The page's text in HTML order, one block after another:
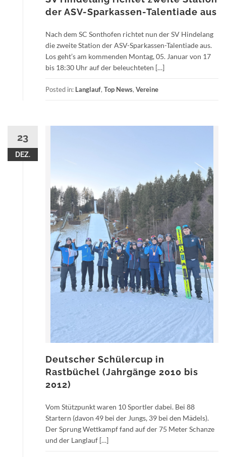
der ASV-Sparkassen-Talentiade aus
Nach dem SC Sonthofen richtet nun der SV Hindelang
die zweite Station der ASV-Sparkassen-Talentiade aus.
Los geht’s am kommenden Montag, 05. Januar von 17
bis 18:30 Uhr auf der beleuchteten […]
Posted in: Langlauf, Top News, Vereine
23
DEZ.
Deutscher Schülercup in
Rastbüchel (Jahrgänge 2010 bis
2012)
Vom Stützpunkt waren 10 Sportler dabei. Bei 88
Startern (davon 49 bei der Jungs, 39 bei den Mädels).
Der Sprung Wettkampf fand auf der 75 Meter Schanze
und der Langlauf […]